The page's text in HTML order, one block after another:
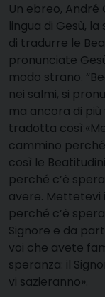
Un ebreo,
lingua di Gesù,
di tradurre le
pronunciate
modo strano.
nei salmi, si
ma ancora di più
tradotta
cammino
così le
perché c’è
avere. Mettetevi
perché c’è
Signore e da
voi che avete
speranza: il
vi sazieranno».